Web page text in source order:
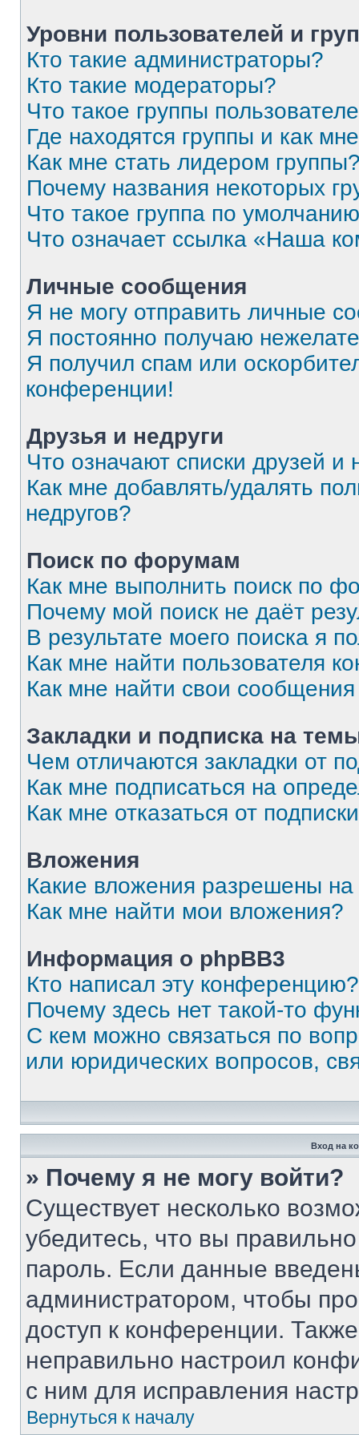
Уровни пользователей и
Кто такие администраторы?
Кто такие модераторы?
Что такое группы
Где находятся группы и как
Как мне стать лидером
Почему названия некоторых
Что такое группа по
Что означает ссылка «Наша
Личные сообщения
Я не могу отправить личные
Я постоянно получаю
Я получил спам или
конференции!
Друзья и недруги
Что означают списки друзей и
Как мне добавлять/удалять
недругов?
Поиск по форумам
Как мне выполнить поиск по
Почему мой поиск не даёт
В результате моего поиска я
Как мне найти пользователя
Как мне найти свои
Закладки и подписка на
Чем отличаются закладки от
Как мне подписаться на
Как мне отказаться от
Вложения
Какие вложения разрешены
Как мне найти мои вложения?
Информация о phpBB3
Кто написал эту конференцию?
Почему здесь нет такой-то
С кем можно связаться по
или юридических вопросов,
Вход на
» Почему я не могу войти?
Существует несколько
убедитесь, что вы
пароль. Если данные
администратором, чтобы
доступ к конференции.
неправильно настроил
с ним для исправления
Вернуться к началу